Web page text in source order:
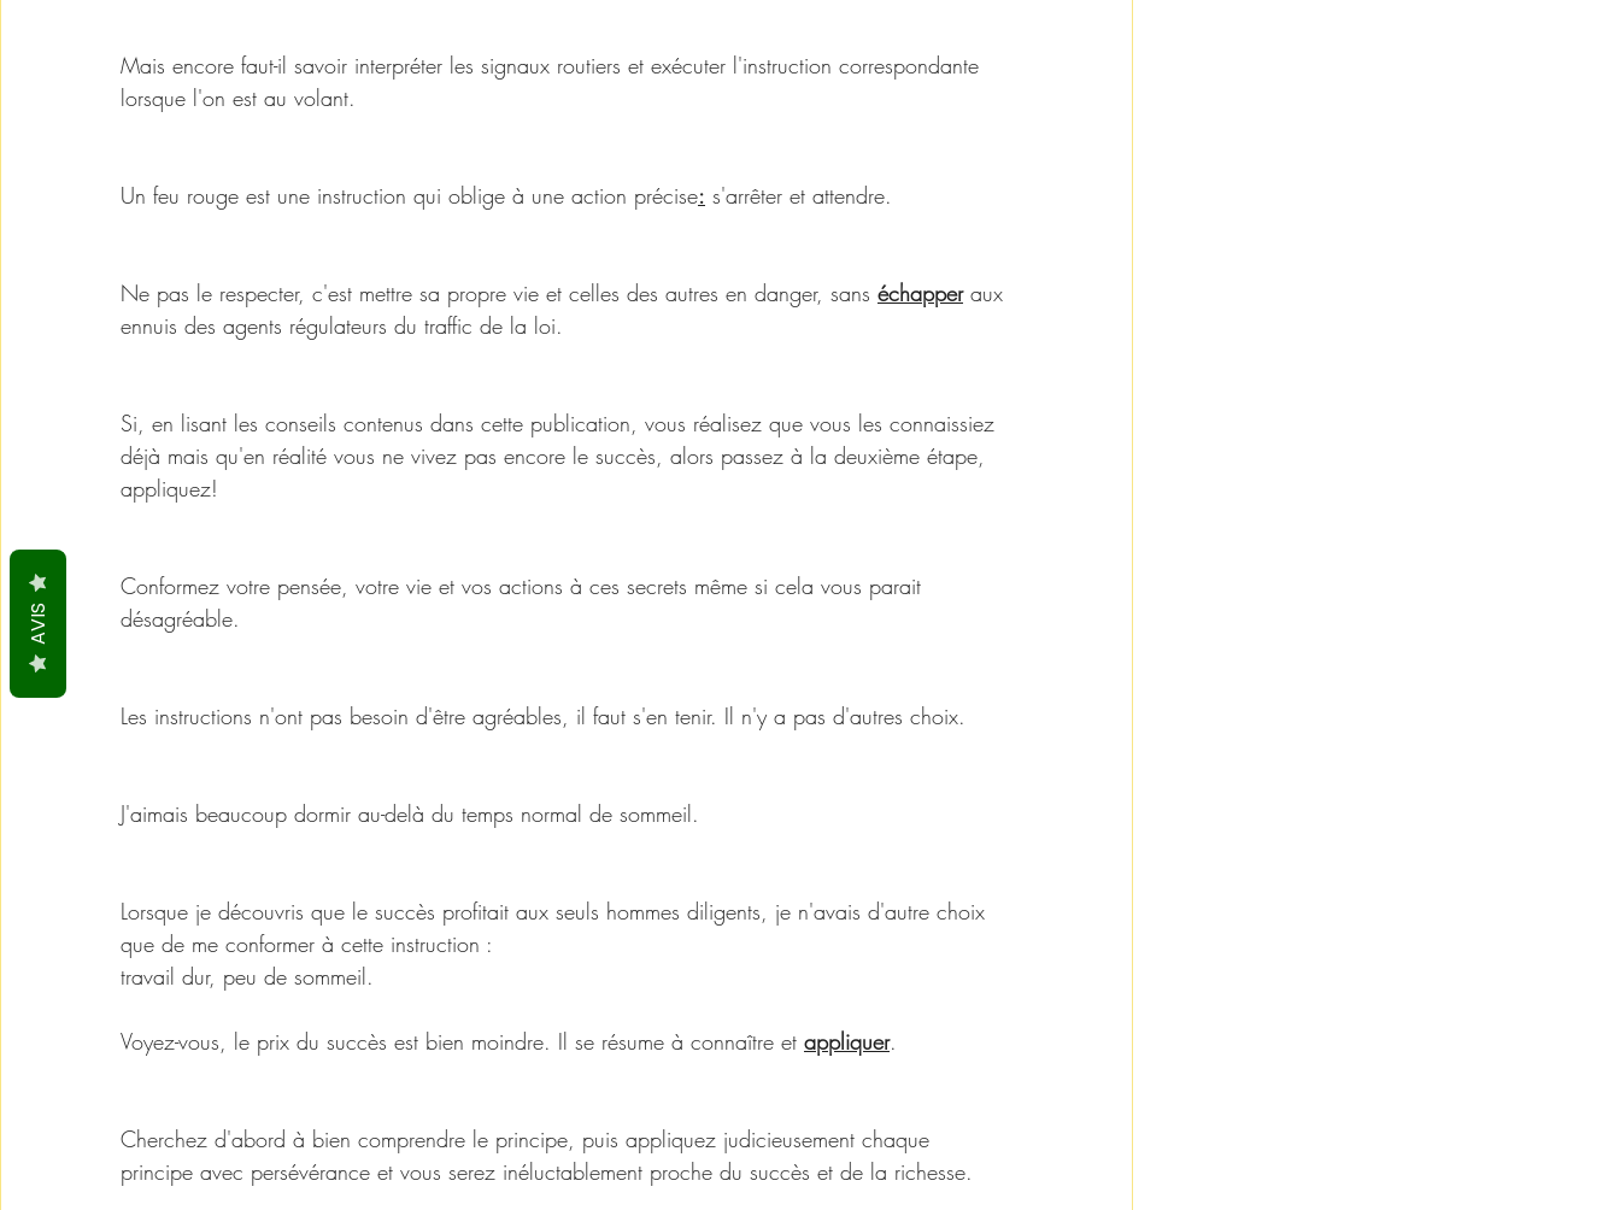
Mais encore faut-il savoir interpréter les signaux routiers et exécuter l'instruction correspondante
lorsque l'on est au volant.
Un feu rouge est une instruction qui oblige à une action précise: s'arrêter et attendre.
Ne pas le respecter, c'est mettre sa propre vie et celles des autres en danger, sans échapper aux
ennuis des agents régulateurs du traffic de la loi.
Si, en lisant les conseils contenus dans cette publication, vous réalisez que vous les connaissiez
déjà mais qu'en réalité vous ne vivez pas encore le succès, alors passez à la deuxième étape,
appliquez!
Conformez votre pensée, votre vie et vos actions à ces secrets même si cela vous parait
désagréable.
Les instructions n'ont pas besoin d'être agréables, il faut s'en tenir. Il n'y a pas d'autres choix.
J'aimais beaucoup dormir au-delà du temps normal de sommeil.
Lorsque je découvris que le succès profitait aux seuls hommes diligents, je n'avais d'autre choix
que de me conformer à cette instruction :
travail dur, peu de sommeil.
Voyez-vous, le prix du succès est bien moindre. Il se résume à connaître et appliquer.
Cherchez d'abord à bien comprendre le principe, puis appliquez judicieusement chaque
principe avec persévérance et vous serez inéluctablement proche du succès et de la richesse.
AVIS